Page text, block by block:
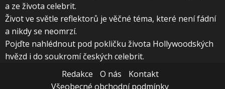
a ze života celebrit.
Život ve světle reflektorů je věčné téma, které není fádní
a nikdy se neomrzí.
Pojďte nahlédnout pod pokličku života Hollywoodských
hvězd i do soukromí českých celebrit.
Redakce
O nás
Kontakt
Všeobecné obchodní podmínky